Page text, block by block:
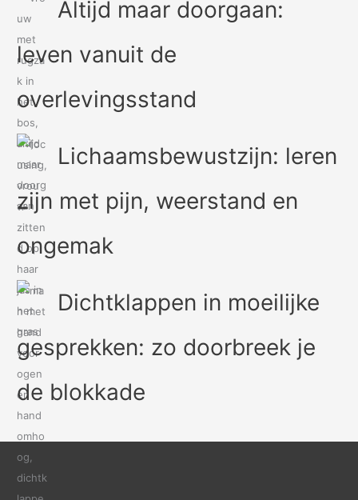
Altijd maar doorgaan:
leven vanuit de
overlevingsstand
Lichaamsbewustzijn: leren
zijn met pijn, weerstand en
ongemak
Dichtklappen in moeilijke
gesprekken: zo doorbreek je
de blokkade